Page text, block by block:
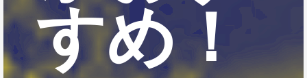
すめ！